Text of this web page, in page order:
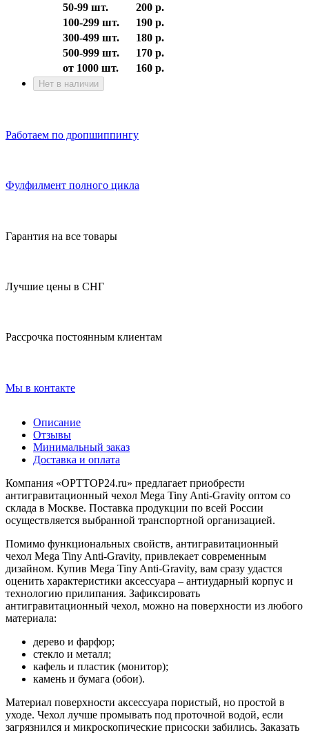
50-99 шт.
200 р.
100-299 шт.
190 р.
300-499 шт.
180 р.
500-999 шт.
170 р.
от 1000 шт.
160 р.
Нет в наличии
Работаем по дропшиппингу
Фулфилмент полного цикла
Гарантия на все товары
Лучшие цены в СНГ
Рассрочка постоянным клиентам
Мы в контакте
Описание
Отзывы
Минимальный заказ
Доставка и оплата
Компания «OPTTOP24.ru» предлагает приобрести
антигравитационный чехол Mega Tiny Anti-Gravity оптом со
склада в Москве. Поставка продукции по всей России
осуществляется выбранной транспортной организацией.
Помимо функциональных свойств, антигравитационный
чехол Mega Tiny Anti-Gravity, привлекает современным
дизайном. Купив Mega Tiny Anti-Gravity, вам сразу удастся
оценить характеристики аксессуара – антиударный корпус и
технологию прилипания. Зафиксировать
антигравитационный чехол, можно на поверхности из любого
материала:
дерево и фарфор;
стекло и металл;
кафель и пластик (монитор);
камень и бумага (обои).
Материал поверхности аксессуара пористый, но простой в
уходе. Чехол лучше промывать под проточной водой, если
загрязнился и микроскопические присоски забились. Заказать